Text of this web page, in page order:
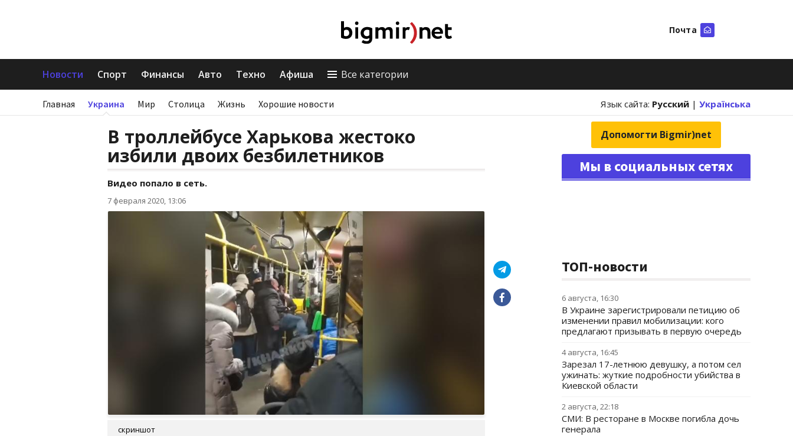
Почта
Новости Спорт Финансы Авто Техно Афиша Все категории
Главная Украина Мир Столица Жизнь Хорошие новости Язык сайта: Русский | Українська
В троллейбусе Харькова жестоко
избили двоих безбилетников
Видео попало в сеть.
7 февраля 2020, 13:06
скриншот
Допомогти Bigmir)net
Мы в социальных сетях
ТОП-новости
6 августа, 16:30
В Украине зарегистрировали петицию об
изменении правил мобилизации: кого
предлагают призывать в первую очередь
4 августа, 16:45
Зарезал 17-летнюю девушку, а потом сел
ужинать: жуткие подробности убийства в
Киевской области
2 августа, 22:18
СМИ: В ресторане в Москве погибла дочь
генерала